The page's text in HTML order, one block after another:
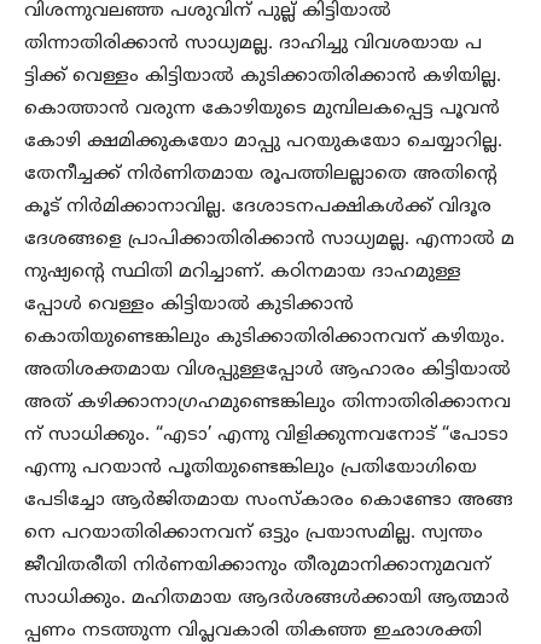
വിശന്നുവലഞ്ഞ പശുവിന് പുല്ല് കിട്ടിയാൽ
തിന്നാതിരിക്കാൻ സാധ്യമല്ല. ദാഹിച്ചു വിവശയായ പ
ട്ടിക്ക് വെള്ളം കിട്ടിയാൽ കുടിക്കാതിരിക്കാൻ കഴിയില്ല.
കൊത്താൻ വരുന്ന കോഴിയുടെ മുമ്പിലകപ്പെട്ട പൂവൻ
കോഴി ക്ഷമിക്കുകയോ മാപ്പു പറയുകയോ ചെയ്യാറില്ല.
തേനീച്ചക്ക് നിർണിതമായ രൂപത്തിലല്ലാതെ അതിന്റെ
കൂട് നിർമിക്കാനാവില്ല. ദേശാടനപക്ഷികൾക്ക് വിദൂര
ദേശങ്ങളെ പ്രാപിക്കാതിരിക്കാൻ സാധ്യമല്ല. എന്നാൽ മ
നുഷ്യന്റെ സ്ഥിതി മറിച്ചാണ്. കഠിനമായ ദാഹമുള്ള
പ്പോൾ വെള്ളം കിട്ടിയാൽ കുടിക്കാൻ
കൊതിയുണ്ടെങ്കിലും കുടിക്കാതിരിക്കാനവന് കഴിയും.
അതിശക്തമായ വിശപ്പുള്ളപ്പോൾ ആഹാരം കിട്ടിയാൽ
അത് കഴിക്കാനാഗ്രഹമുണ്ടെങ്കിലും തിന്നാതിരിക്കാനവ
ന് സാധിക്കും. “എടാ’ എന്നു വിളിക്കുന്നവനോട് “പോടാ
എന്നു പറയാൻ പൂതിയുണ്ടെങ്കിലും പ്രതിയോഗിയെ
പേടിച്ചോ ആർജിതമായ സംസ്കാരം കൊണ്ടോ അങ്ങ
നെ പറയാതിരിക്കാനവന് ഒട്ടും പ്രയാസമില്ല. സ്വന്തം
ജീവിതരീതി നിർണയിക്കാനും തീരുമാനിക്കാനുമവന്
സാധിക്കും. മഹിതമായ ആദർശങ്ങൾക്കായി ആത്മാർ
പ്പണം നടത്തുന്ന വിപ്ലവകാരി തികഞ്ഞ ഇഛാശക്തി